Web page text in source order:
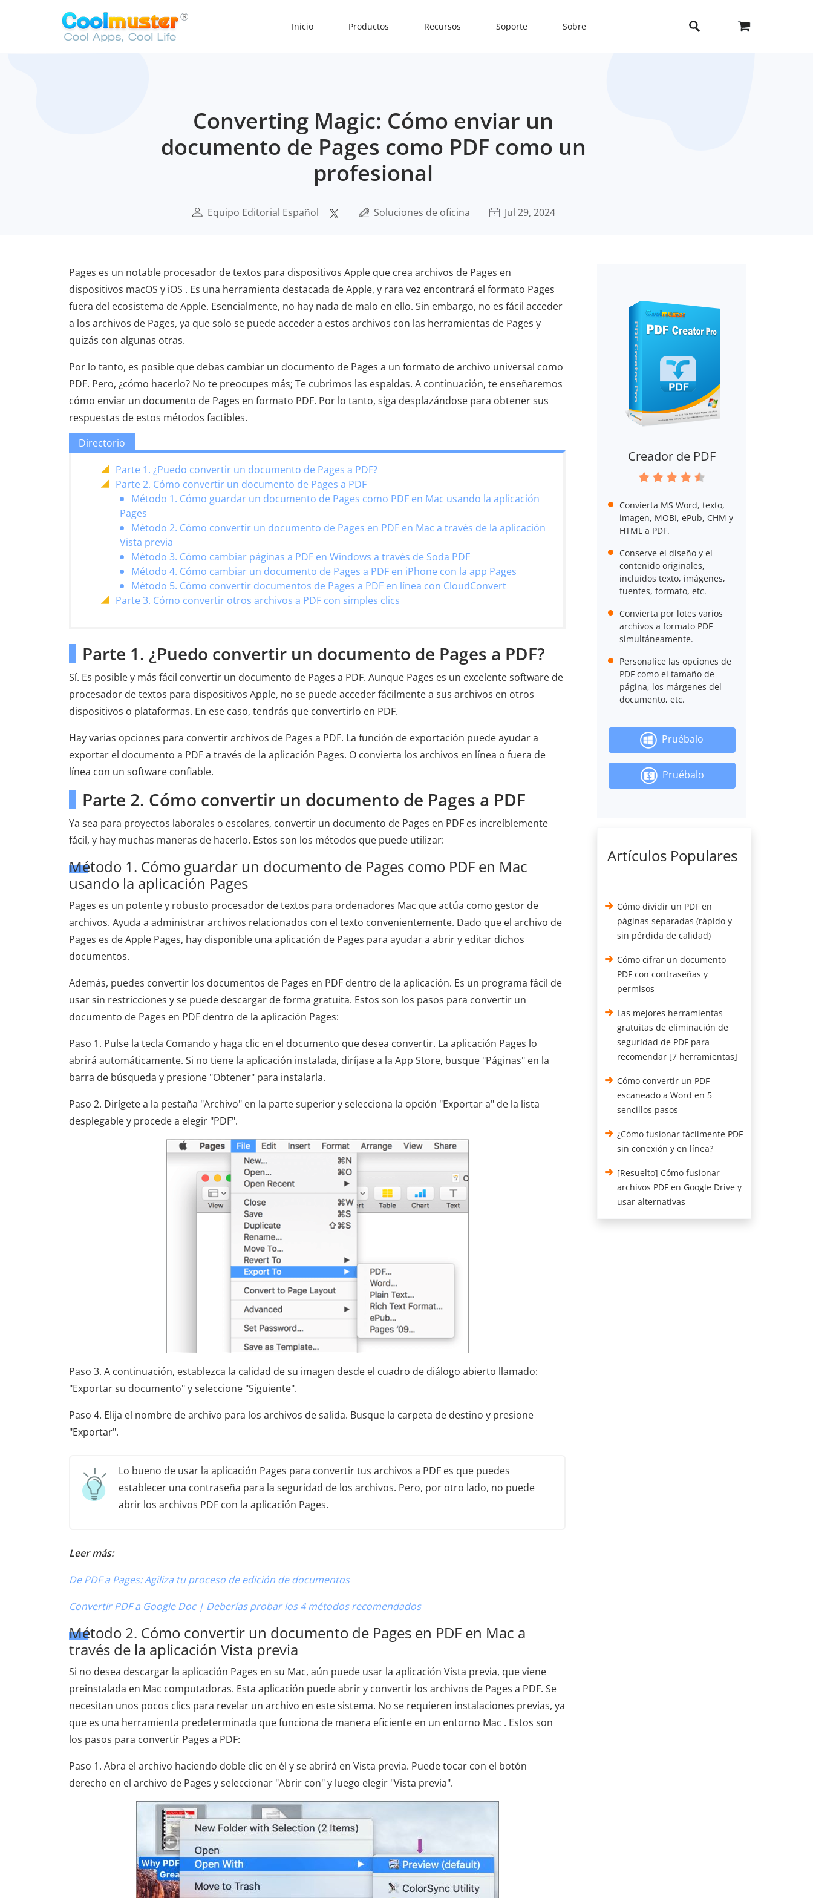
Inicio Productos Recursos Soporte Sobre
Converting Magic: Cómo enviar un
documento de Pages como PDF como un
profesional
Equipo Editorial Español Soluciones de oficina Jul 29, 2024
Pages es un notable procesador de textos para dispositivos Apple que crea archivos de Pages en
dispositivos macOS y iOS . Es una herramienta destacada de Apple, y rara vez encontrará el formato Pages
fuera del ecosistema de Apple. Esencialmente, no hay nada de malo en ello. Sin embargo, no es fácil acceder
a los archivos de Pages, ya que solo se puede acceder a estos archivos con las herramientas de Pages y
quizás con algunas otras.
Por lo tanto, es posible que debas cambiar un documento de Pages a un formato de archivo universal como
PDF. Pero, ¿cómo hacerlo? No te preocupes más; Te cubrimos las espaldas. A continuación, te enseñaremos
cómo enviar un documento de Pages en formato PDF. Por lo tanto, siga desplazándose para obtener sus
respuestas de estos métodos factibles.
Directorio
Parte 1. ¿Puedo convertir un documento de Pages a PDF?
Parte 2. Cómo convertir un documento de Pages a PDF
Método 1. Cómo guardar un documento de Pages como PDF en Mac usando la aplicación
Pages
Método 2. Cómo convertir un documento de Pages en PDF en Mac a través de la aplicación
Vista previa
Método 3. Cómo cambiar páginas a PDF en Windows a través de Soda PDF
Método 4. Cómo cambiar un documento de Pages a PDF en iPhone con la app Pages
Método 5. Cómo convertir documentos de Pages a PDF en línea con CloudConvert
Parte 3. Cómo convertir otros archivos a PDF con simples clics
Parte 1. ¿Puedo convertir un documento de Pages a PDF?
Sí. Es posible y más fácil convertir un documento de Pages a PDF. Aunque Pages es un excelente software de
procesador de textos para dispositivos Apple, no se puede acceder fácilmente a sus archivos en otros
dispositivos o plataformas. En ese caso, tendrás que convertirlo en PDF.
Hay varias opciones para convertir archivos de Pages a PDF. La función de exportación puede ayudar a
exportar el documento a PDF a través de la aplicación Pages. O convierta los archivos en línea o fuera de
línea con un software confiable.
Parte 2. Cómo convertir un documento de Pages a PDF
Ya sea para proyectos laborales o escolares, convertir un documento de Pages en PDF es increíblemente
fácil, y hay muchas maneras de hacerlo. Estos son los métodos que puede utilizar:
Método 1. Cómo guardar un documento de Pages como PDF en Mac
usando la aplicación Pages
Pages es un potente y robusto procesador de textos para ordenadores Mac que actúa como gestor de
archivos. Ayuda a administrar archivos relacionados con el texto convenientemente. Dado que el archivo de
Pages es de Apple Pages, hay disponible una aplicación de Pages para ayudar a abrir y editar dichos
documentos.
Además, puedes convertir los documentos de Pages en PDF dentro de la aplicación. Es un programa fácil de
usar sin restricciones y se puede descargar de forma gratuita. Estos son los pasos para convertir un
documento de Pages en PDF dentro de la aplicación Pages:
Paso 1. Pulse la tecla Comando y haga clic en el documento que desea convertir. La aplicación Pages lo
abrirá automáticamente. Si no tiene la aplicación instalada, diríjase a la App Store, busque "Páginas" en la
barra de búsqueda y presione "Obtener" para instalarla.
Paso 2. Dirígete a la pestaña "Archivo" en la parte superior y selecciona la opción "Exportar a" de la lista
desplegable y procede a elegir "PDF".
Paso 3. A continuación, establezca la calidad de su imagen desde el cuadro de diálogo abierto llamado:
"Exportar su documento" y seleccione "Siguiente".
Paso 4. Elija el nombre de archivo para los archivos de salida. Busque la carpeta de destino y presione
"Exportar".
Lo bueno de usar la aplicación Pages para convertir tus archivos a PDF es que puedes
establecer una contraseña para la seguridad de los archivos. Pero, por otro lado, no puede
abrir los archivos PDF con la aplicación Pages.
Leer más:
De PDF a Pages: Agiliza tu proceso de edición de documentos
Convertir PDF a Google Doc | Deberías probar los 4 métodos recomendados
Método 2. Cómo convertir un documento de Pages en PDF en Mac a
través de la aplicación Vista previa
Si no desea descargar la aplicación Pages en su Mac, aún puede usar la aplicación Vista previa, que viene
preinstalada en Mac computadoras. Esta aplicación puede abrir y convertir los archivos de Pages a PDF. Se
necesitan unos pocos clics para revelar un archivo en este sistema. No se requieren instalaciones previas, ya
que es una herramienta predeterminada que funciona de manera eficiente en un entorno Mac . Estos son
los pasos para convertir Pages a PDF:
Paso 1. Abra el archivo haciendo doble clic en él y se abrirá en Vista previa. Puede tocar con el botón
derecho en el archivo de Pages y seleccionar "Abrir con" y luego elegir "Vista previa".
Creador de PDF
Convierta MS Word, texto,
imagen, MOBI, ePub, CHM y
HTML a PDF.
Conserve el diseño y el
contenido originales,
incluidos texto, imágenes,
fuentes, formato, etc.
Convierta por lotes varios
archivos a formato PDF
simultáneamente.
Personalice las opciones de
PDF como el tamaño de
página, los márgenes del
documento, etc.
Pruébalo
Pruébalo
Artículos Populares
Cómo dividir un PDF en
páginas separadas (rápido y
sin pérdida de calidad)
Cómo cifrar un documento
PDF con contraseñas y
permisos
Las mejores herramientas
gratuitas de eliminación de
seguridad de PDF para
recomendar [7 herramientas]
Cómo convertir un PDF
escaneado a Word en 5
sencillos pasos
¿Cómo fusionar fácilmente PDF
sin conexión y en línea?
[Resuelto] Cómo fusionar
archivos PDF en Google Drive y
usar alternativas